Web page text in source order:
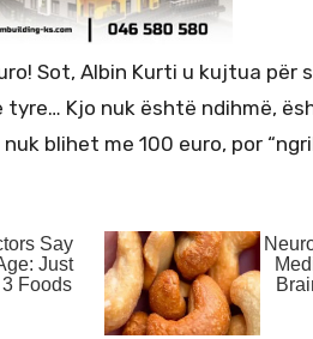
Sot, Albin Kurti u kujtua për
Kjo nuk është ndihmë,
blihet me 100 euro, por